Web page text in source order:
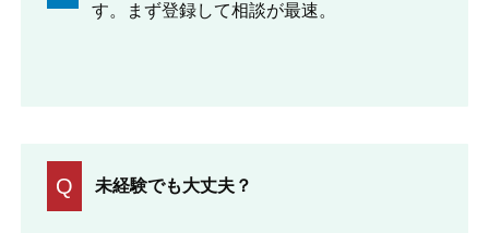
す。まず登録して相談が最速。
Q 未経験でも大丈夫？